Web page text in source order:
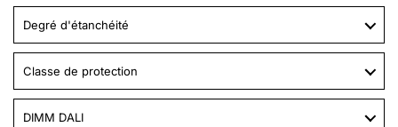
Degré d'étanchéité
Classe de protection
DIMM DALI